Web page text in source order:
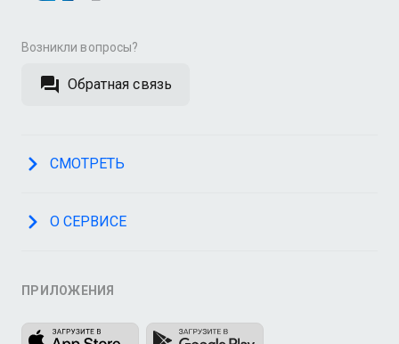
Возникли вопросы?
Обратная связь
СМОТРЕТЬ
О СЕРВИСЕ
ПРИЛОЖЕНИЯ